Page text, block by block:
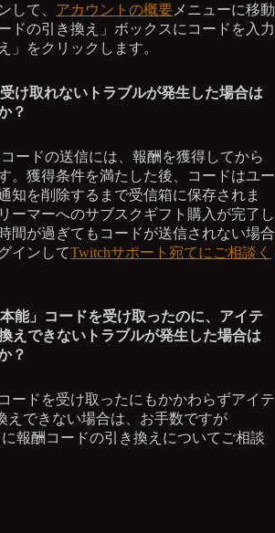
して、 アカウントの概要メニューに移動
ドの引き換え」ボックスにコードを入力
」をクリックします。
け取れないトラブルが発生した場合は
？
ードの送信には、報酬を獲得してから
。獲得条件を満たした後、コードはユー
知を削除するまで受信箱に保存されま
ーマーへのサブスクギフト購入が完了し
間が過ぎてもコードが送信されない場合
インしてTwitchサポート宛てにご相談く
能」コードを受け取ったのに、アイテ
えできないトラブルが発生した場合は
？
ードを受け取ったにもかかわらずアイテ
えできない場合は、お手数ですが
報酬コードの引き換えについてご相談